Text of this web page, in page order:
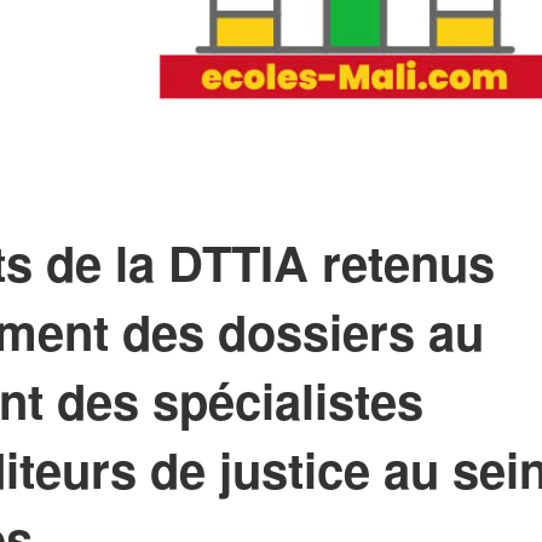
de la DTTIA retenus
des dossiers au
des spécialistes
de justice au